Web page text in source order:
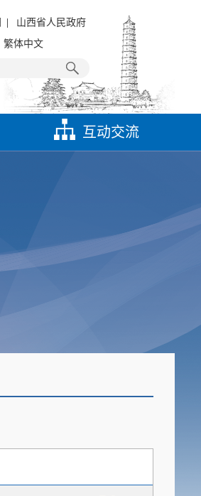
山西省人民政府
繁体中文
互动交流